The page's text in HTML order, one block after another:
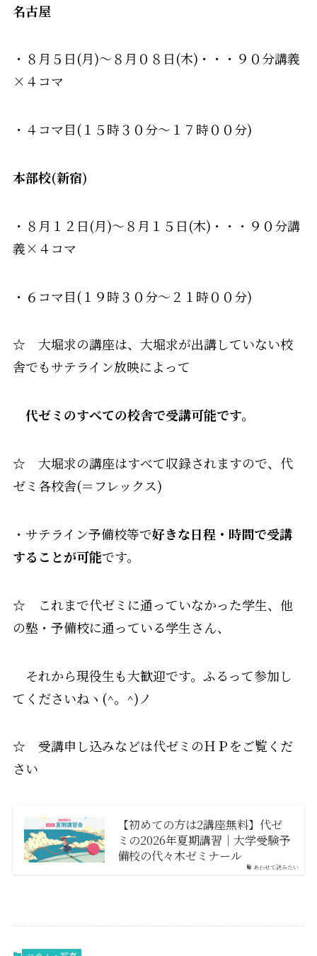
名古屋
・８月５日(月)～８月０８日(木)・・・９０分講義
×４コマ
・４コマ目(１５時３０分～１７時００分)
本部校(新宿)
・８月１２日(月)～８月１５日(木)・・・９０分講
義×４コマ
・６コマ目(１９時３０分～２１時００分)
☆ 大堀求の講座は、大堀求が出講していない校
舎でもサテライン放映によって
代ゼミのすべての校舎で受講可能です。
☆ 大堀求の講座はすべて収録されますので、代
ゼミ各校舎(＝フレックス)
・サテライン予備校等で好きな日程・時間で受講
することが可能です。
☆ これまで代ゼミに通っていなかった学生、他
の塾・予備校に通っている学生さん、
それから現役生も大歓迎です。ふるって参加し
てくださいねヽ(^。^)ノ
☆ 受講申し込みなどは代ゼミのＨＰをご覧くだ
さい
あわせて読みたい
【初めての方は2講座無料】代ゼ
ミの2026年夏期講習｜大学受験予
備校の代々木ゼミナール